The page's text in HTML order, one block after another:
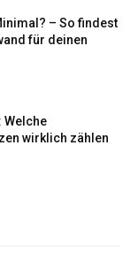
– So findest
für deinen
Welche
wirklich zählen